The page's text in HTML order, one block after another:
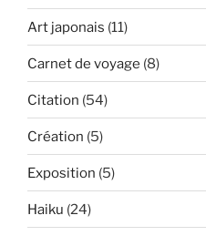
Art japonais (11)
Carnet de voyage (8)
Citation (54)
Création (5)
Exposition (5)
Haiku (24)